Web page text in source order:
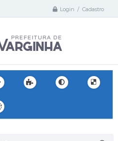
Login / Cadastro